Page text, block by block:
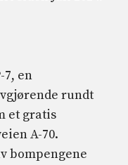
en
rundt
et gratis
A-70.
bompengene